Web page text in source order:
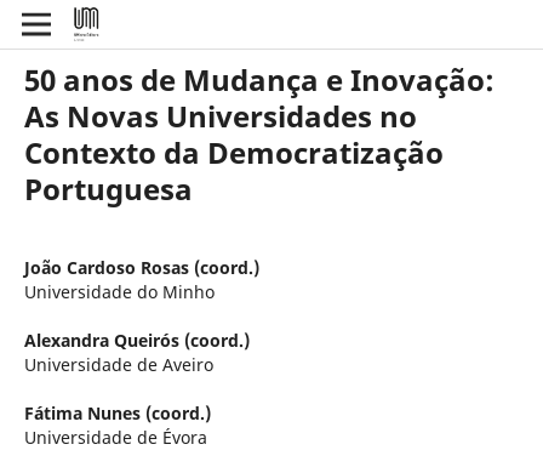
50 anos de Mudança e Inovação:
As Novas Universidades no
Contexto da Democratização
Portuguesa
João Cardoso Rosas (coord.)
Universidade do Minho
Alexandra Queirós (coord.)
Universidade de Aveiro
Fátima Nunes (coord.)
Universidade de Évora